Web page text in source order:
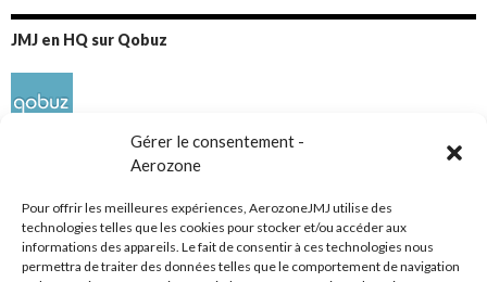
Gérer le consentement -
Aerozone
Pour offrir les meilleures expériences, AerozoneJMJ utilise des
technologies telles que les cookies pour stocker et/ou accéder aux
informations des appareils. Le fait de consentir à ces technologies nous
permettra de traiter des données telles que le comportement de navigation
JMJ en HQ sur Qobuz
Réseaux sociaux